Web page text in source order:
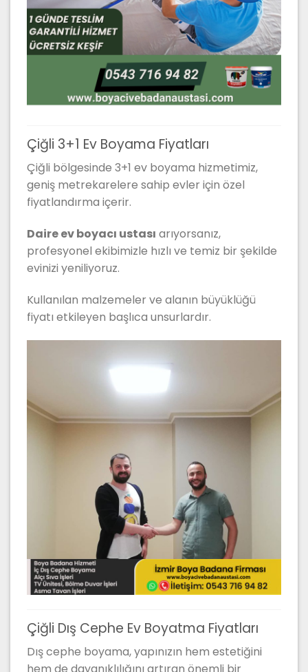
Çiğli 3+1 Ev Boyama Fiyatları
Çiğli bölgesinde 3+1 ev boyama hizmetimiz,
geniş metrekarelere sahip evler için özel
fiyatlandırma içerir.
Daire ev boyacı ustası arıyorsanız,
profesyonel ekibimizle hızlı ve temiz bir şekilde
evinizi yeniliyoruz.
Kullanılan malzemeler ve alanın büyüklüğü
fiyatı etkileyen başlıca unsurlardır.
Çiğli Dış Cephe Ev Boyatma Fiyatları
Dış cephe boyama, yapınızın hem estetiğini